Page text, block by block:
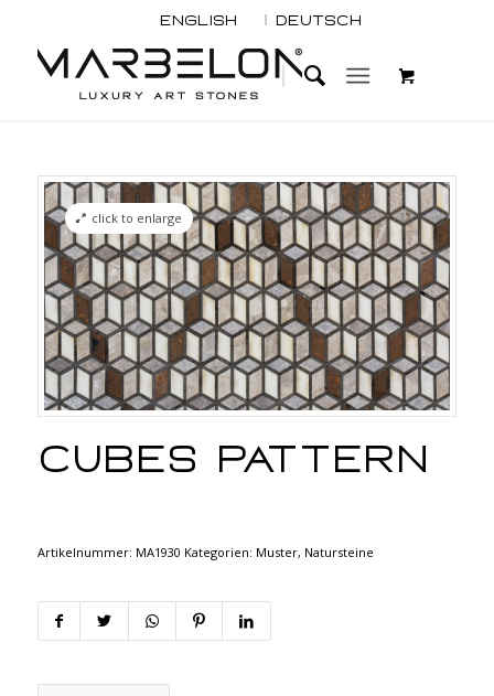
English Deutsch
click to enlarge
Cubes Pattern
Artikelnummer: MA1930 Kategorien: Muster, Natursteine